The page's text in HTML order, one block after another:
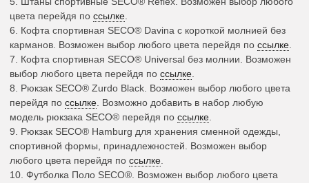
цвета перейдя по ссылке.
6. Кофта спортивная SECO® Davina с короткой молнией без
карманов. Возможен выбор любого цвета перейдя по ссылке.
7. Кофта спортивная SECO® Universal без молнии. Возможен
выбор любого цвета перейдя по ссылке.
8. Рюкзак SECO® Zurdo Black. Возможен выбор любого цвета
перейдя по ссылке. Возможно добавить в набор любую
модель рюкзака SECO® перейдя по ссылке.
9. Рюкзак SECO® Hamburg для хранения сменной одежды,
спортивной формы, принадлежностей. Возможен выбор
любого цвета перейдя по ссылке.
10. Футболка Поло SECO®. Возможен выбор любого цвета